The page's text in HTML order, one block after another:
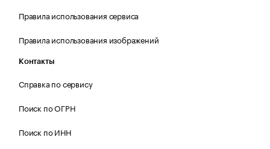
Правила использования сервиса
Правила использования изображений
Контакты
Справка по сервису
Поиск по ОГРН
Поиск по ИНН